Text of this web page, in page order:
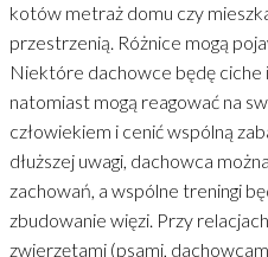
kotów metraż domu czy
przestrzenią. Różnice mogą
Niektóre dachowce będę ciche
natomiast mogą reagować na
człowiekiem i cenić wspólną
dłuższej uwagi, dachowca
zachowań, a wspólne treningi
zbudowanie więzi. Przy
zwierzętami (psami,